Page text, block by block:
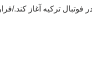
فوتبال ترکیه آغاز کند./